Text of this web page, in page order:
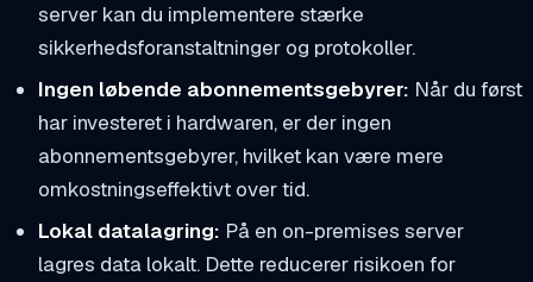
server kan du implementere stærke
sikkerhedsforanstaltninger og protokoller.
Ingen løbende abonnementsgebyrer: Når du først
har investeret i hardwaren, er der ingen
abonnementsgebyrer, hvilket kan være mere
omkostningseffektivt over tid.
Lokal datalagring: På en on-premises server
lagres data lokalt. Dette reducerer risikoen for